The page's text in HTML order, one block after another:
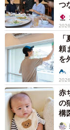
▽Kindle書籍「タ
https://
つ
頼
を
説
赤
の
構